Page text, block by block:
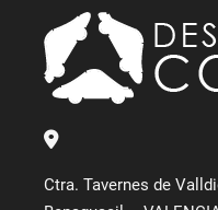
Ctra. Tavernes de